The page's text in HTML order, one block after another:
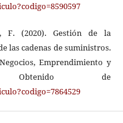
F. (2020). Gestión de la
las cadenas de suministros.
Emprendimiento y
Obtenido de